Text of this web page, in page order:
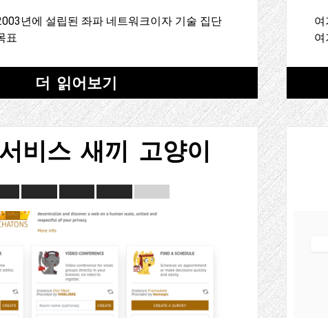
년에 설립된 좌파 네트워크이자 기술 집단
표
더 읽어보기
여
여
비스 새끼 고양이